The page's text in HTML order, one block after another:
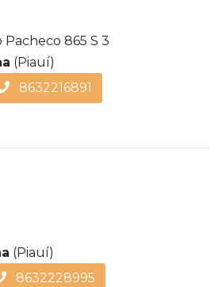
865 S 3
(Piauí)
8632216891
(Piauí)
8632228995